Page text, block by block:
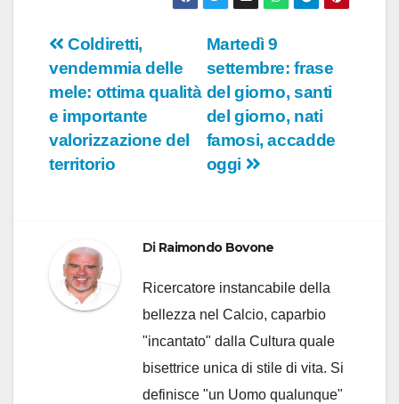
Navigazione
articoli
Martedì 9
settembre: frase
del giorno, santi
del giorno, nati
famosi, accadde
oggi
Coldiretti,
vendemmia delle
mele: ottima qualità
e importante
valorizzazione del
territorio
Di Raimondo Bovone
Ricercatore instancabile della
bellezza nel Calcio, caparbio
"incantato" dalla Cultura quale
bisettrice unica di stile di vita. Si
definisce "un Uomo qualunque"